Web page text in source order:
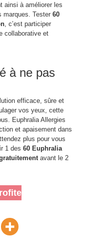
ainsi à améliorer les
marques. Tester 60
, c’est participer
collaborative et
à ne pas
efficace, sûre et
vos yeux, cette
Euphralia Allergies
et apaisement dans
plus pour vous
1 des 60 Euphralia
avant le 2